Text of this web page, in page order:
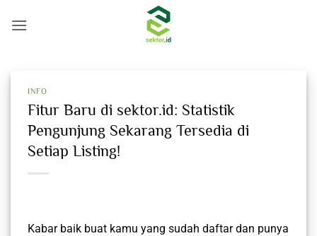
INFO
Fitur Baru di sektor.id: Statistik
Pengunjung Sekarang Tersedia di
Setiap Listing!
Kabar baik buat kamu yang sudah daftar dan punya